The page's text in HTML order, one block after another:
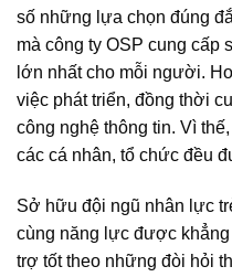
số những lựa chọn đúng
mà công ty OSP cung cấp
lớn nhất cho mỗi người.
việc phát triển, đồng thời
công nghệ thông tin. Vì
các cá nhân, tổ chức đều
Sở hữu đội ngũ nhân lực
cùng năng lực được
trợ tốt theo những đòi hỏi